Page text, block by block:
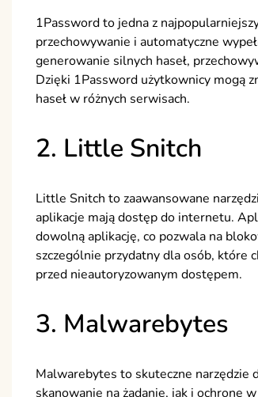
1Password to jedna z
przechowywanie i automatyczne
generowanie silnych haseł,
Dzięki 1Password użytkownicy mogą
haseł w różnych serwisach.
2. Little Snitch
Little Snitch to zaawansowane
aplikacje mają dostęp do internetu.
dowolną aplikację, co pozwala na
szczególnie przydatny dla osób, które
przed nieautoryzowanym dostępem.
3. Malwarebytes
Malwarebytes to skuteczne narzędzie
skanowanie na żądanie, jak i ochronę